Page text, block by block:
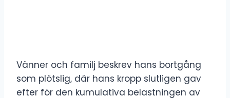
Vänner och familj beskrev hans bortgång
som plötslig, där hans kropp slutligen gav
efter för den kumulativa belastningen av